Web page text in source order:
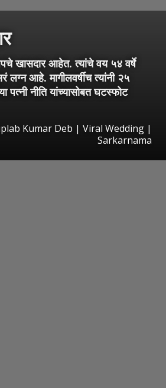
खासदार आहेत. त्यांचे वय ५४ वर्षे
आहे. मागीलवर्षीच त्यांनी २५
पत्नी नीति यांच्यासोबत घटस्फोट
Kumar Deb | Viral Wedding |
Sarkarnama